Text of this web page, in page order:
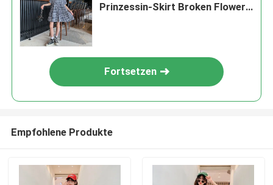
Prinzessin-Skirt Broken Flower
Fortsetzen
Empfohlene Produkte